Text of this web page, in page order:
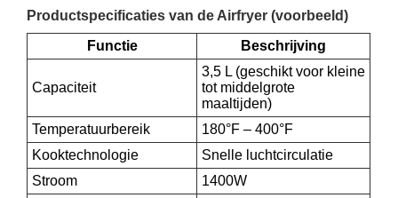
Productspecificaties van de Airfryer (voorbeeld)
Functie
Beschrijving
Capaciteit
3,5 L (geschikt voor kleine
tot middelgrote
maaltijden)
Temperatuurbereik
180°F – 400°F
Kooktechnologie
Snelle luchtcirculatie
Stroom
1400W